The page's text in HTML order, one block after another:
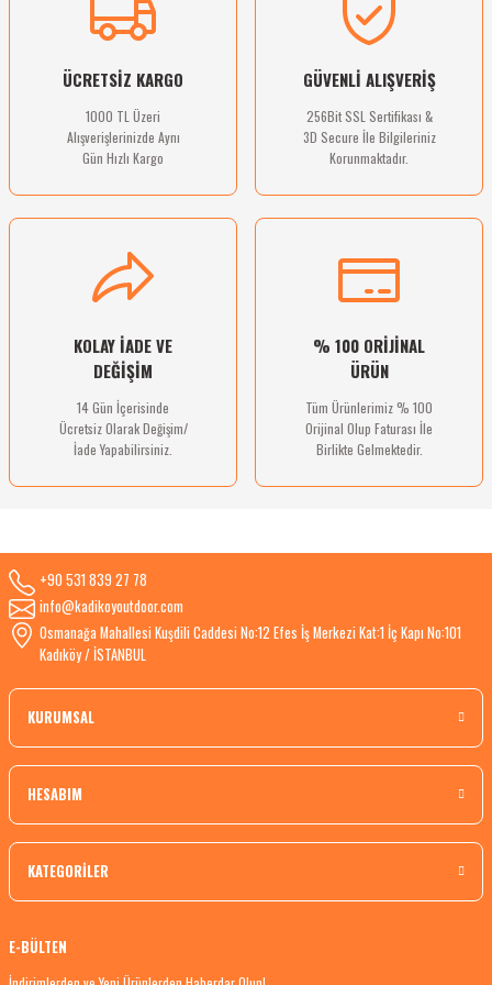
Ürün bilgilerinde hatalar bulunuyor.
Bu ürüne benzer farklı alternatifler olmalı.
Gönder
ÜCRETSİZ KARGO
1000 TL Üzeri
Alışverişlerinizde Aynı
Gün Hızlı Kargo
GÜVENLİ ALIŞVERİŞ
256Bit SSL Sertifikası &
3D Secure İle Bilgileriniz
Korunmaktadır.
KOLAY İADE VE
DEĞİŞİM
14 Gün İçerisinde
Ücretsiz Olarak Değişim/
İade Yapabilirsiniz.
% 100 ORİJİNAL
ÜRÜN
Tüm Ürünlerimiz % 100
Orijinal Olup Faturası İle
Birlikte Gelmektedir.
+90 531 839 27 78
info@kadikoyoutdoor.com
Osmanağa Mahallesi Kuşdili Caddesi No:12 Efes İş Merkezi Kat:1 İç Kapı No:101
Kadıköy / İSTANBUL
KURUMSAL
HESABIM
KATEGORİLER
E-BÜLTEN